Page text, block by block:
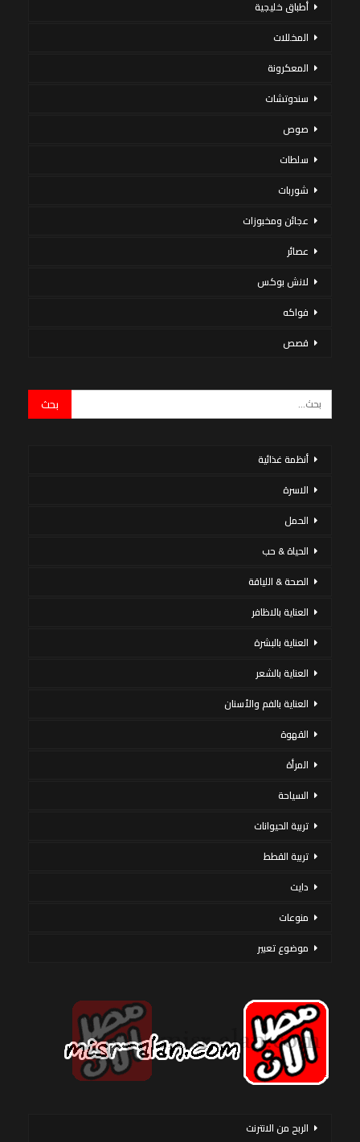
أطباق خليجية
المخللات
المعكرونة
سندوتشات
صوص
سلطات
شوربات
عجائن ومخبوزات
عصائر
لانش بوكس
فواكه
قصص
أنظمة غذائية
الاسرة
الحمل
الحياة & حب
الصحة & اللياقة
العناية بالاظافر
العناية بالبشرة
العناية بالشعر
العناية بالفم والأسنان
القهوة
المرأة
السياحة
تربية الحيوانات
تربية القطط
دايت
منوعات
موضوع تعبير
الربح من الانترنت